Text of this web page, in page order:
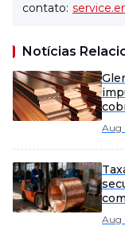
contato:
Notícias
Aug
Aug